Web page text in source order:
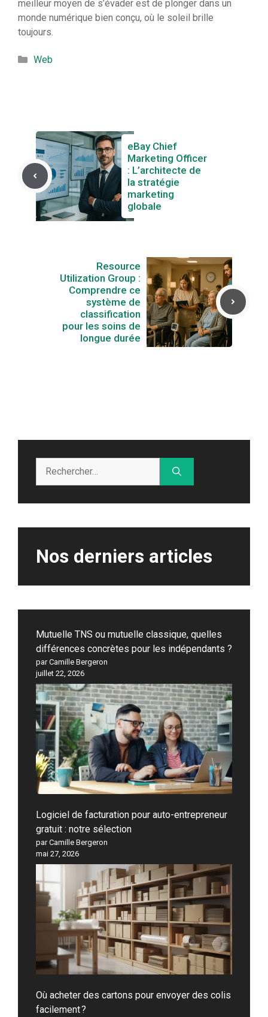
meilleur moyen de s’évader est de plonger dans un
monde numérique bien conçu, où le soleil brille
toujours.
Catégories
Web
eBay Chief
Marketing Officer
: L’architecte de
la stratégie
marketing
globale
Resource
Utilization Group :
Comprendre ce
système de
classification
pour les soins de
longue durée
Nos derniers articles
Mutuelle TNS ou mutuelle classique, quelles
différences concrètes pour les indépendants ?
par Camille Bergeron
juillet 22, 2026
Logiciel de facturation pour auto-entrepreneur
gratuit : notre sélection
par Camille Bergeron
mai 27, 2026
Où acheter des cartons pour envoyer des colis
facilement ?